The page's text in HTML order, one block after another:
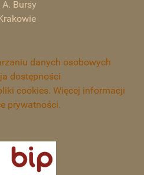
A. Bursy
danych osobowych
dostępności
cookies. Więcej informacji
prywatności.